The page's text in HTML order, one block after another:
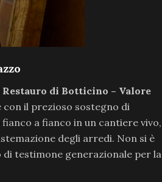
Restauro di Botticino – Valore
con il prezioso sostegno di
a fianco in un cantiere vivo,
degli arredi. Non si è
testimone generazionale per la